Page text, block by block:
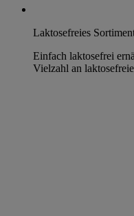
Laktosefreies
Einfach laktosefrei
Vielzahl an